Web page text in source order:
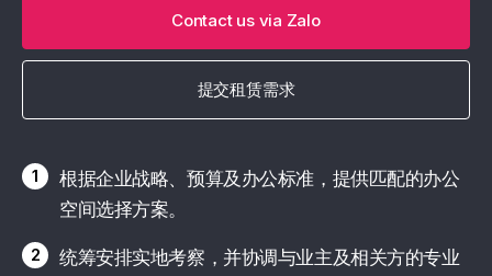
Contact us via Zalo
提交租赁需求
1
根据企业战略、预算及办公标准，提供匹配的办公
空间选择方案。
2
统筹安排实地考察，并协调与业主及相关方的专业